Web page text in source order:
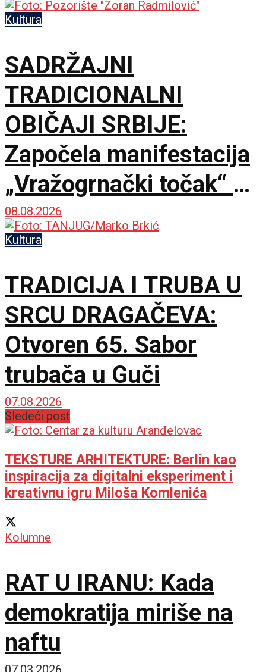
Kultura
SADRŽAJNI
TRADICIONALNI
OBIČAJI SRBIJE:
Započela manifestacija
„Vražogrnački točak“ u
porti Hrama Svete
Trojice
08.08.2026
Kultura
TRADICIJA I TRUBA U
SRCU DRAGAČEVA:
Otvoren 65. Sabor
trubača u Guči
07.08.2026
Sledeći post
TEKSTURE ARHITEKTURE: Berlin kao
inspiracija za digitalni eksperiment i
kreativnu igru Miloša Komlenića
Kolumne
RAT U IRANU: Kada
demokratija miriše na
naftu